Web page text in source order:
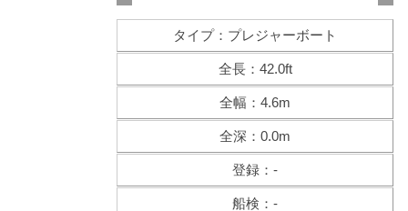
タイプ：プレジャーボート
全長：42.0ft
全幅：4.6m
全深：0.0m
登録：-
船検：-